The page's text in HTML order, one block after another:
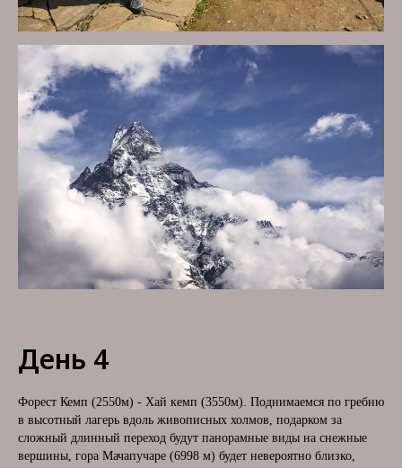
День 4
Форест Кемп (2550м) - Хай кемп (3550м). Поднимаемся по гребню
в высотный лагерь вдоль живописных холмов, подарком за
сложный длинный переход будут панорамные виды на снежные
вершины, гора Мачапучаре (6998 м) будет невероятно близко,